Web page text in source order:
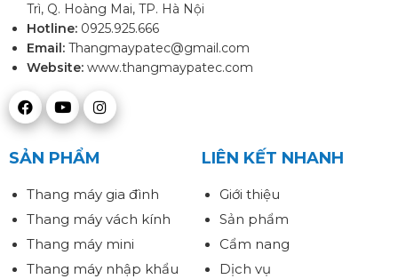
Trì, Q. Hoàng Mai, TP. Hà Nội
Hotline: 0925.925.666
Email: Thangmaypatec@gmail.com
Website: www.thangmaypatec.com
SẢN PHẨM
Thang máy gia đình
Thang máy vách kính
Thang máy mini
Thang máy nhập khẩu
LIÊN KẾT NHANH
Giới thiệu
Sản phẩm
Cẩm nang
Dịch vụ